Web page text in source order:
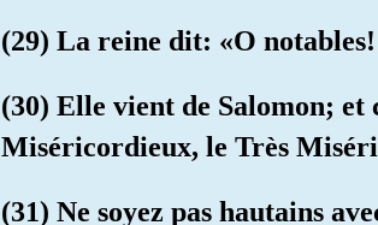
(29) La reine dit: «O
(30) Elle vient de Salomon;
Miséricordieux, le Très
(31) Ne soyez pas hautains